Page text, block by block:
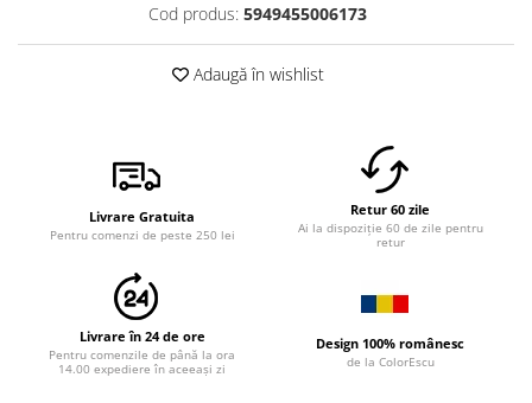
Cod produs: 5949455006173
Adaugă în wishlist
Livrare Gratuita
Pentru comenzi de peste 250 lei
Retur 60 zile
Ai la dispoziție 60 de zile pentru
retur
Livrare în 24 de ore
Pentru comenzile de până la ora
14.00 expediere în aceeași zi
Design 100% românesc
de la ColorEscu